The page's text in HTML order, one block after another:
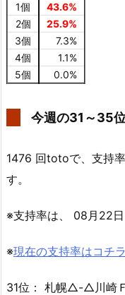
1個
43.6%
2個
25.9%
3個
7.3%
4個
1.1%
5個
0.0%
今週の31～35
1476 回totoで、支持
す。
※支持率は、 08月22日
※現在の支持率はコチ
31位： 札幌△-△川崎